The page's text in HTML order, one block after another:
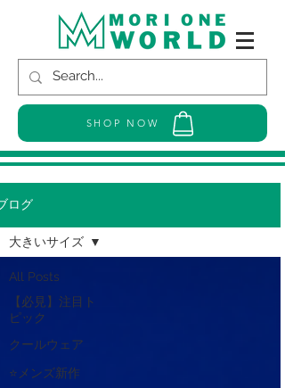
SHOP NOW
ログ
All Posts
【必見】注目ト
ピック
クールウェア
⭐メンズ新作
大きいサイズ